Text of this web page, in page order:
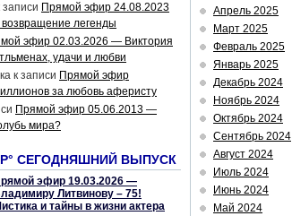
записи Прямой эфир 24.08.2023
легенды
эфир 02.03.2026 — Виктория
удачи и любви
к записи Прямой эфир
за любовь аферисту
Прямой эфир 05.06.2013 —
мира?
СЕГОДНЯШНИЙ ВЫПУСК
эфир 19.03.2026 —
Литвинову – 75!
и тайны в жизни актера
Апрель 2025
Март 2025
Февраль 2025
Январь 2025
Декабрь 2024
Ноябрь 2024
Октябрь 2024
Сентябрь 2024
Август 2024
Июль 2024
Июнь 2024
Май 2024